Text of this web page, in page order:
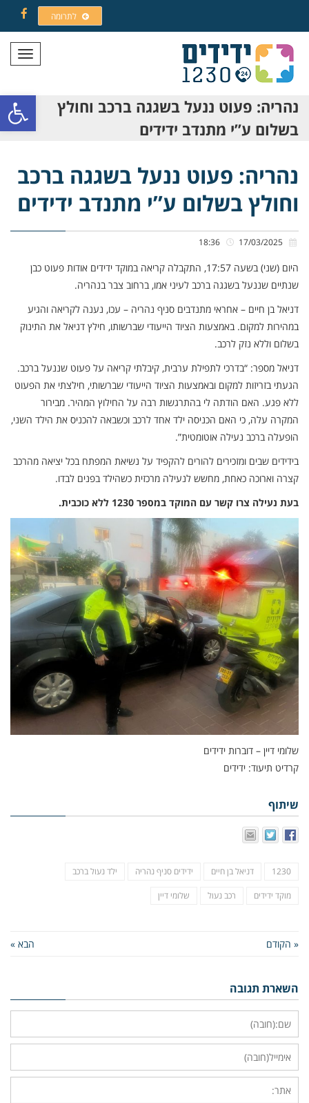
פתח
לתרומה
תפריט
נהריה: פעוט ננעל בשגגה ברכב וחולץ
בשלום ע”י מתנדב ידידים
נהריה: פעוט ננעל בשגגה ברכב
וחולץ בשלום ע”י מתנדב ידידים
היום (שני) בשעה 17:57, התקבלה קריאה במוקד ידידים אודות פעוט כבן
שנתיים שננעל בשגגה ברכב לעיני אמו, ברחוב צבר בנהריה.
דניאל בן חיים – אחראי מתנדבים סניף נהריה – עכו, נענה לקריאה והגיע
במהירות למקום. באמצעות הציוד הייעודי שברשותו, חילץ דניאל את התינוק
בשלום וללא נזק לרכב.
דניאל מספר: “בדרכי לתפילת ערבית, קיבלתי קריאה על פעוט שננעל ברכב.
הגעתי בזריזות למקום ובאמצעות הציוד הייעודי שברשותי, חילצתי את הפעוט
ללא פגע. האם הודתה לי בהתרגשות רבה על החילוץ המהיר. מבירור
המקרה עלה, כי האם הכניסה ילד אחד לרכב וכשבאה להכניס את הילד השני,
הופעלה ברכב נעילה אוטומטית”.
בידידים שבים ומזכירים להורים להקפיד על נשיאת המפתח בכל יציאה מהרכב
קצרה וארוכה כאחת, מחשש לנעילה מרכזית כשהילד בפנים לבדו.
בעת נעילה צרו קשר עם המוקד במספר 1230 ללא כוכבית.
שלומי דיין – דוברות ידידים
קרדיט תיעוד: ידידים
שיתוף
1230 דניאל בן חיים ידידים סניף נהריה ילד נעול ברכב
מוקד ידידים רכב נעול שלומי דיין
« הקודם הבא »
השארת תגובה